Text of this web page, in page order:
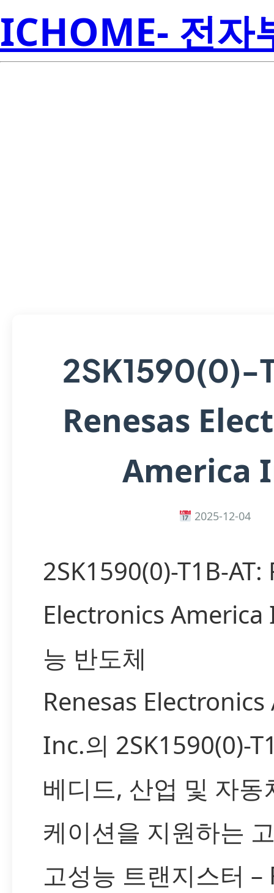
ICHOME- 전자
2SK1590(0)-
Renesas
America
2025-12-04
2SK1590(0)-T1B-AT:
Electronics America
능 반도체
Renesas
Inc.의 2SK1590(0)-
베디드, 산업 및 자동
케이션을 지원하는
고성능 트랜지스터 –